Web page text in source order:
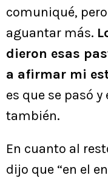
comuniqué,
aguantar más.
dieron esas
a afirmar mi
es que se pasó
también.
En cuanto al
dijo que “en el